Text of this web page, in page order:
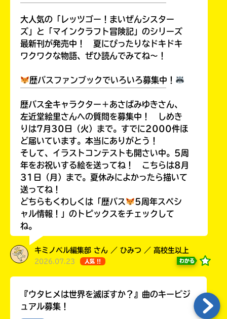
大人気の「レッツゴー！まいぜんシスター
ズ」と「マインクラフト冒険記」のシリーズ
最新刊が発売中！ 夏にぴったりなドキドキ
ワクワクな物語、ぜひ読んでみてね～！
歴バスファンブックでいろいろ募集中！
歴バス全キャラクター＋あさばみゆきさん、
左近堂絵里さんへの質問を募集中！ しめき
りは7月30日（火）まで。すでに2000件ほ
ど届いています。本当にありがとう！
そして、イラストコンテストも開さい中。5周
年をお祝いする絵を送ってね！ こちらは8月
31日（月）まで。夏休みによかったら描いて
送ってね！
どちらもくわしくは「歴バス
5周年スペシ
ャル情報！」のトピックスをチェックして
ね。
キミノベル編集部 さん ／ ひみつ ／ 高校生以上
2026.07.23 人気 !! わかる
『ウタヒメは世界を滅ぼすか？』曲のキービジ
ュアル募集！